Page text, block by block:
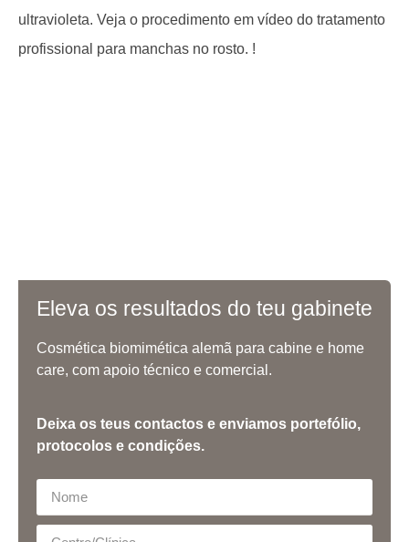
ultravioleta. Veja o procedimento em vídeo do tratamento
profissional para manchas no rosto. !
Eleva os resultados do teu gabinete
Cosmética biomimética alemã para cabine e home
care, com apoio técnico e comercial.
Deixa os teus contactos e enviamos portefólio,
protocolos e condições.